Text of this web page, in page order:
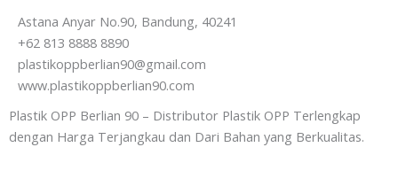
Astana Anyar No.90, Bandung, 40241
+62 813 8888 8890
plastikoppberlian90@gmail.com
www.plastikoppberlian90.com
Plastik OPP Berlian 90 – Distributor Plastik OPP Terlengkap
dengan Harga Terjangkau dan Dari Bahan yang Berkualitas.